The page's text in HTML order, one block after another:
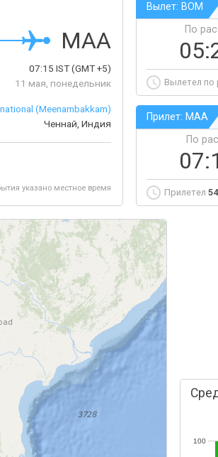
MAA
07:15IST(GMT +5)
11 мая, понедельник
(Meenambakkam)
Ченнай, Индия
указано местное время
Вылет: BOM
По
Вылетел по
Прилет: MAA
По
Прилетел
100